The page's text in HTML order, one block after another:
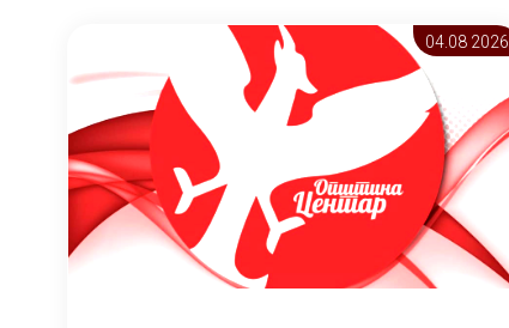
04.08 2026